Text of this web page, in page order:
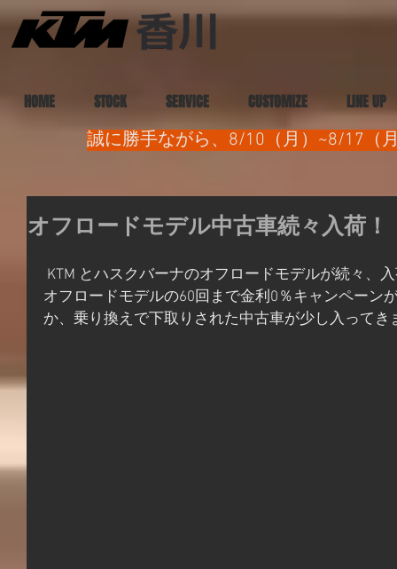
HOME STOCK SERVICE CUSTOMIZE LINE UP
誠に勝手ながら、8/10（月）~8/17（
オフロードモデル中古車続々入荷！
オフロードモデルの60回まで金利0％キャンペーン
か、乗り換えで下取りされた中古車が少し入ってき